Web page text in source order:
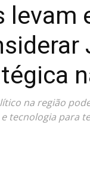
levam
na região
tecnologia para